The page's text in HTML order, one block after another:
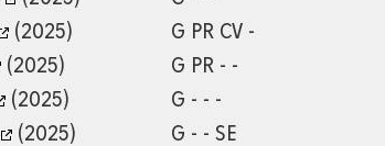
(2025)
G PR CV -
(2025)
G PR - -
(2025)
G - - -
(2025)
G - - SE